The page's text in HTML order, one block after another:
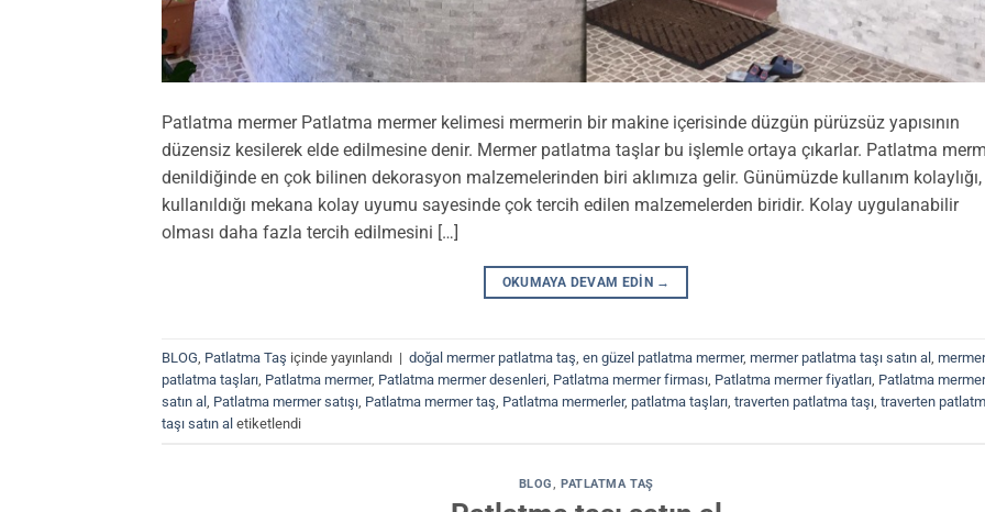
Patlatma mermer Patlatma mermer kelimesi mermerin bir makine içerisinde düzgün pürüzsüz yapısının
düzensiz kesilerek elde edilmesine denir. Mermer patlatma taşlar bu işlemle ortaya çıkarlar. Patlatma
denildiğinde en çok bilinen dekorasyon malzemelerinden biri aklımıza gelir. Günümüzde kullanım kolaylığı,
kullanıldığı mekana kolay uyumu sayesinde çok tercih edilen malzemelerden biridir. Kolay uygulanabilir
olması daha fazla tercih edilmesini […]
OKUMAYA DEVAM EDIN →
BLOG Patlatma Taş içinde yayınlandı | doğal mermer patlatma taş en güzel patlatma mermer, mermer patlatma taşı satın al mermer
patlatma taşları Patlatma mermer, Patlatma mermer desenleri Patlatma mermer firması Patlatma mermer fiyatları Patlatma mermer
satın al Patlatma mermer satışı Patlatma mermer taş Patlatma mermerler, patlatma taşları traverten patlatma taşı traverten
taşı satın al etiketlendi
BLOG, PATLATMA TAŞ